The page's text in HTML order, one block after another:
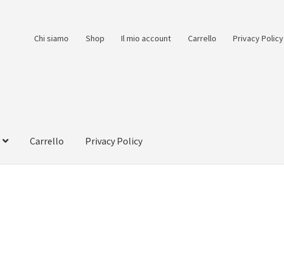
Chi siamo Shop Il mio account Carrello Privacy Policy
Carrello Privacy Policy